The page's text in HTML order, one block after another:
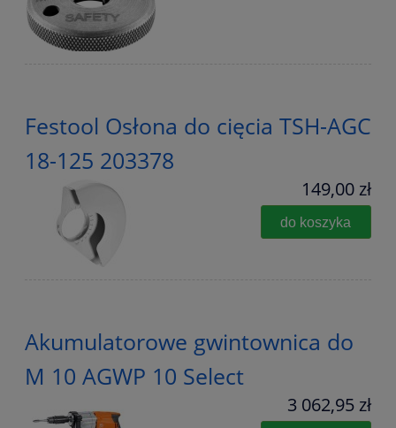
Festool Osłona do cięcia TSH-AGC
18-125 203378
149,00 zł
do koszyka
Akumulatorowe gwintownica do
M 10 AGWP 10 Select
3 062,95 zł